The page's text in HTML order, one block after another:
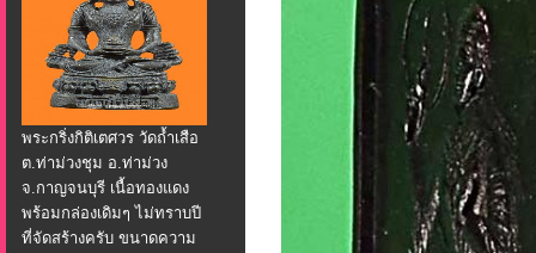
พระกริ่งกิติเตศวร วัดถ้ำเสือ
ต.ท่าม่วงชุม อ.ท่าม่วง
จ.กาญจนบุรี เนื้อทองแดง
พร้อมกล่องเดิมๆ ไม่ทราบปี
ที่จัดสร้างครับ ขนาดความ